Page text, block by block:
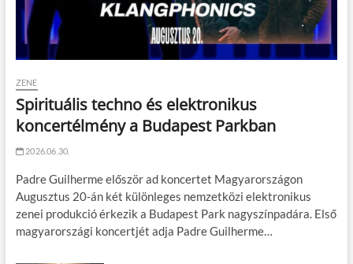
ZENE
Spirituális techno és elektronikus
koncertélmény a Budapest Parkban
2026.06.30.
Padre Guilherme először ad koncertet Magyarországon
Augusztus 20-án két különleges nemzetközi elektronikus
zenei produkció érkezik a Budapest Park nagyszínpadára. Első
magyarországi koncertjét adja Padre Guilherme…